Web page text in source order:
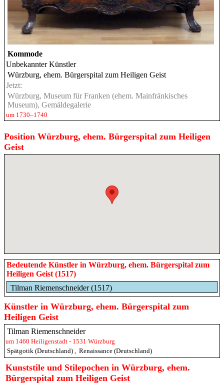
Kommode
Unbekannter Künstler
Würzburg, ehem. Bürgerspital zum Heiligen Geist
Jetzt:
Würzburg, Museum für Franken (ehem. Mainfränkisches
Museum), Gemäldegalerie
um 1730–1740
Position Würzburg, ehem. Bürgerspital zum Heiligen
Geist
Bedeutende Künstler in Würzburg, ehem. Bürgerspital zum
Heiligen Geist (1517)
Tilman Riemenschneider (1517)
Künstler in Würzburg, ehem. Bürgerspital zum
Heiligen Geist
Tilman Riemenschneider
um 1460 Heiligenstadt - 1531 Würzburg
Spätgotik (Deutschland) , Renaissance (Deutschland)
Kunststile und Stilepochen in Würzburg, ehem.
Bürgerspital zum Heiligen Geist